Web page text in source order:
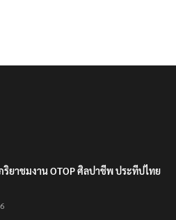
ริยาชมงาน OTOP ศิลปาชีพ ประทีปไทย